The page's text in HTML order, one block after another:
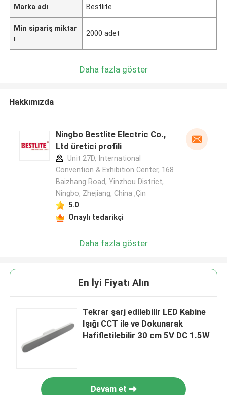
Marka adı Bestlite
Min sipariş miktar
ı
2000 adet
Daha fazla göster
Hakkımızda
Ningbo Bestlite Electric Co.,
Ltd üretici profili
Unit 27D, International
Convention & Exhibition Center, 168
Baizhang Road, Yinzhou District,
Ningbo, Zhejiang, China ,Çin
5.0
Onaylı tedarikçi
Daha fazla göster
En İyi Fiyatı Alın
Tekrar şarj edilebilir LED Kabine
Işığı CCT ile ve Dokunarak
Hafifletilebilir 30 cm 5V DC 1.5W
Devam et